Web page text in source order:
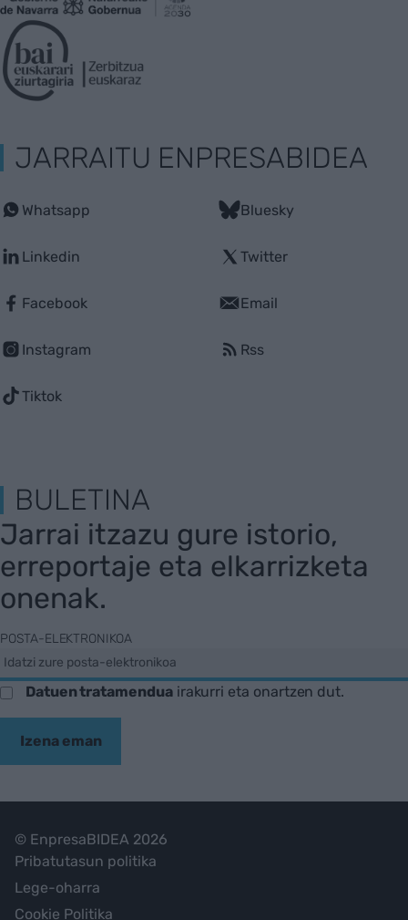
JARRAITU ENPRESABIDEA
Whatsapp
Linkedin
Facebook
Instagram
Tiktok
Bluesky
Twitter
Email
Rss
BULETINA
Jarrai itzazu gure istorio,
erreportaje eta elkarrizketa
onenak.
POSTA-ELEKTRONIKOA
Datuen tratamenduairakurri eta onartzen dut.
Izena eman
© EnpresaBIDEA 2026
Pribatutasun politika
Lege-oharra
Cookie Politika